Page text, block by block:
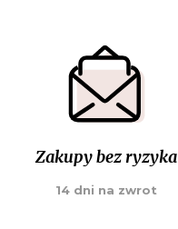
Zakupy bez ryzyka
14 dni na zwrot